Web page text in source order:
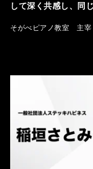
して深く共感し、同
そがべピアノ教室 主